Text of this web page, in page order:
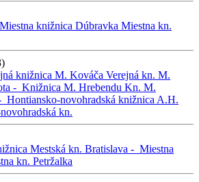
Miestna knižnica Dúbravka Miestna kn.
knižnica M. Kováča Verejná kn. M.
- Knižnica M. Hrebendu Kn. M.
Hontiansko-novohradská knižnica A.H.
kn.
Mestská kn. Bratislava - Miestna
kn. Petržalka